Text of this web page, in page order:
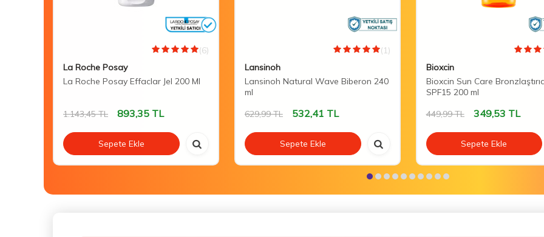
(6)
La Roche Posay
La Roche Posay Effaclar Jel 200 Ml
1.143,45TL 893,35 TL
Sepete Ekle
(1)
Lansinoh
Lansinoh Natural Wave Biberon 240
ml
629,99TL 532,41 TL
Sepete Ekle
Bioxcin
Bioxcin Sun Care
SPF15 200 ml
449,99TL 349,53 TL
Sepete Ekle